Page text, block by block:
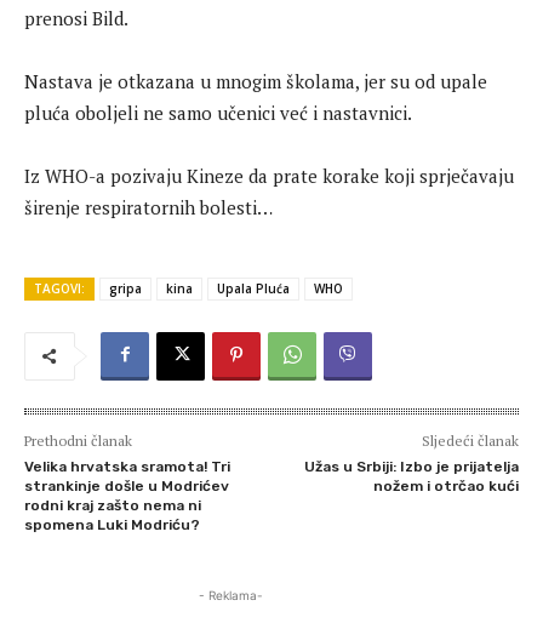
prenosi Bild.
Nastava je otkazana u mnogim školama, jer su od upale
pluća oboljeli ne samo učenici već i nastavnici.
Iz WHO-a pozivaju Kineze da prate korake koji sprječavaju
širenje respiratornih bolesti…
TAGOVI: gripa kina Upala Pluća WHO
Prethodni članak
Velika hrvatska sramota! Tri
strankinje došle u Modrićev
rodni kraj zašto nema ni
spomena Luki Modriću?
Sljedeći članak
Užas u Srbiji: Izbo je prijatelja
nožem i otrčao kući
- Reklama-